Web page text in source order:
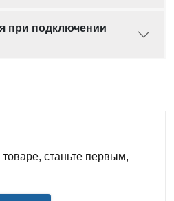
при подключении
станьте первым,